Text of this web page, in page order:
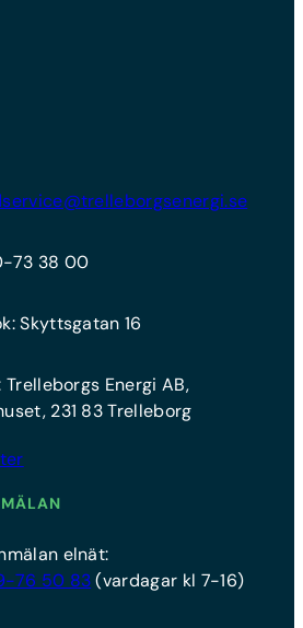
73 38 00
Skyttsgatan 16
Trelleborgs Energi AB,
231 83 Trelleborg
elnät:
76 50 83(vardagar kl 7-16)